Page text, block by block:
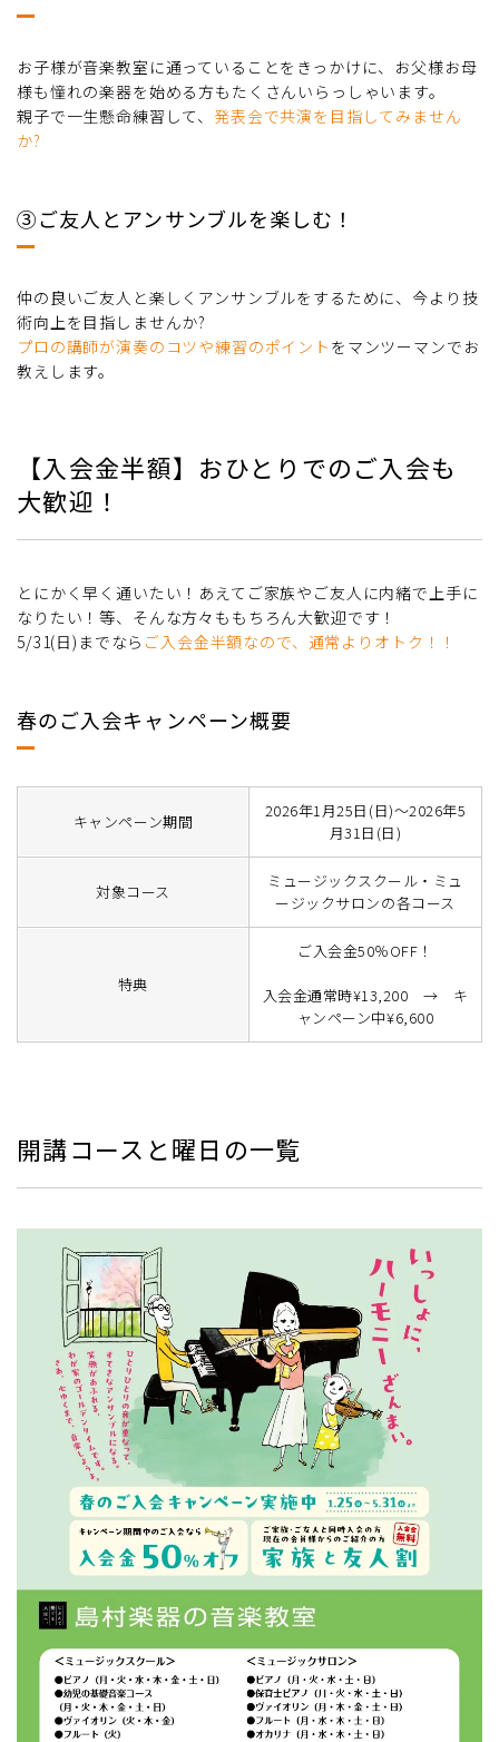
お子様が音楽教室に通っていることをきっかけに、お父様お母
様も憧れの楽器を始める方もたくさんいらっしゃいます。
親子で一生懸命練習して、発表会で共演を目指してみません
か?
➂ご友人とアンサンブルを楽しむ！
仲の良いご友人と楽しくアンサンブルをするために、今より技
術向上を目指しませんか?
プロの講師が演奏のコツや練習のポイント をマンツーマンでお
教えします。
【入会金半額】おひとりでのご入会も
大歓迎！
とにかく早く通いたい！あえてご家族やご友人に内緒で上手に
なりたい！等、そんな方々ももちろん大歓迎です！
5/31(日)までなら ご入会金半額なので、通常よりオトク！！
春のご入会キャンペーン概要
キャンペーン期間
2026年1月25日(日)～2026年5
月31日(日)
対象コース
ミュージックスクール・ミュ
ージックサロンの各コース
特典
ご入会金50％OFF！
入会金通常時¥13,200 → キ
ャンペーン中¥6,600
開講コースと曜日の一覧